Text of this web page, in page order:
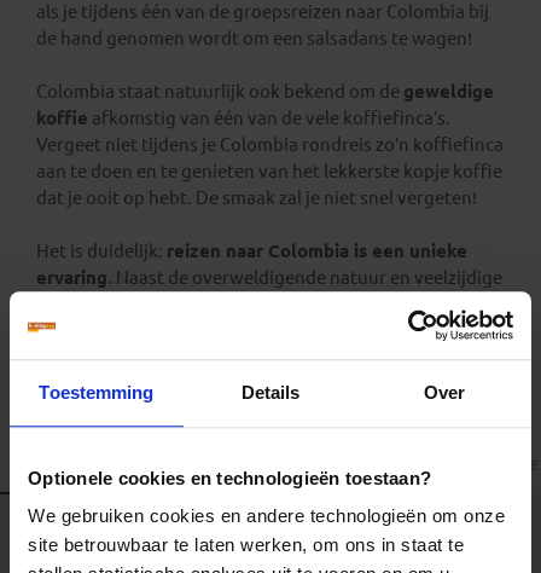
Toestemming Details Over
Optionele cookies en technologieën toestaan?
We gebruiken cookies en andere technologieën om onze
site betrouwbaar te laten werken, om ons in staat te
als je tijdens één van de groepsreizen naar Colombia bij
de hand genomen wordt om een salsadans te wagen!
Colombia staat natuurlijk ook bekend om de geweldige
koffie afkomstig van één van de vele koffiefinca’s.
Vergeet niet tijdens je Colombia rondreis zo’n koffiefinca
aan te doen en te genieten van het lekkerste kopje koffie
dat je ooit op hebt. De smaak zal je niet snel vergeten!
Het is duidelijk: reizen naar Colombia is een unieke
ervaring. Naast de overweldigende natuur en veelzijdige
de Colombia reizen onvergetelijk!